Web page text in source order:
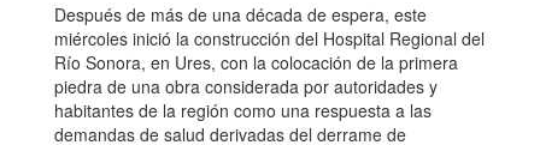
Después de más de una década de espera, este
miércoles inició la construcción del Hospital Regional del
Río Sonora, en Ures, con la colocación de la primera
piedra de una obra considerada por autoridades y
habitantes de la región como una respuesta a las
demandas de salud derivadas del derrame de